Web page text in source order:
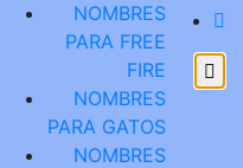
NOMBRES
PARA FREE
FIRE
NOMBRES
PARA GATOS
NOMBRES